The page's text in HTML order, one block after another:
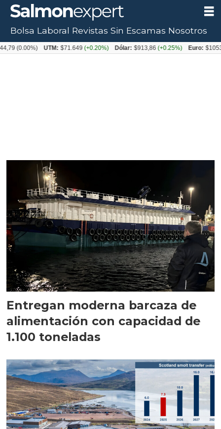
Tag:
Entregan moderna barcaza de
alimentación con capacidad de
1.100 toneladas
Bolsa Laboral Revistas Sin Escamas Nosotros
UTM: $71.649 (+0.20%) Dólar: $913,86(+0.25%) Euro: $1053,08(-0.03%)